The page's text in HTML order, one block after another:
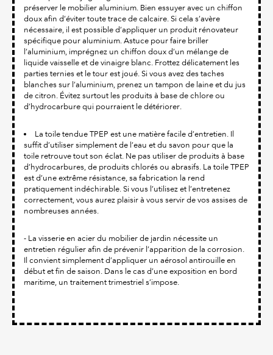
préserver le mobilier aluminium. Bien essuyer avec un chiffon
doux afin d’éviter toute trace de calcaire. Si cela s’avère
nécessaire, il est possible d’appliquer un produit rénovateur
spécifique pour aluminium. Astuce pour faire briller
l’aluminium, imprégnez un chiffon doux d’un mélange de
liquide vaisselle et de vinaigre blanc. Frottez délicatement les
parties ternies et le tour est joué. Si vous avez des taches
blanches sur l’aluminium, prenez un tampon de laine et du jus
de citron. Évitez surtout les produits à base de chlore ou
d’hydrocarbure qui pourraient le détériorer.
La toile tendue TPEP est une matière facile d’entretien. Il
suffit d’utiliser simplement de l’eau et du savon pour que la
toile retrouve tout son éclat. Ne pas utiliser de produits à base
d’hydrocarbures, de produits chlorés ou abrasifs. La toile TPEP
est d’une extrême résistance, sa fabrication la rend
pratiquement indéchirable. Si vous l’utilisez et l’entretenez
correctement, vous aurez plaisir à vous servir de vos assises de
nombreuses années.
- La visserie en acier du mobilier de jardin nécessite un
entretien régulier afin de prévenir l’apparition de la corrosion.
Il convient simplement d’appliquer un aérosol antirouille en
début et fin de saison. Dans le cas d’une exposition en bord
maritime, un traitement trimestriel s’impose.